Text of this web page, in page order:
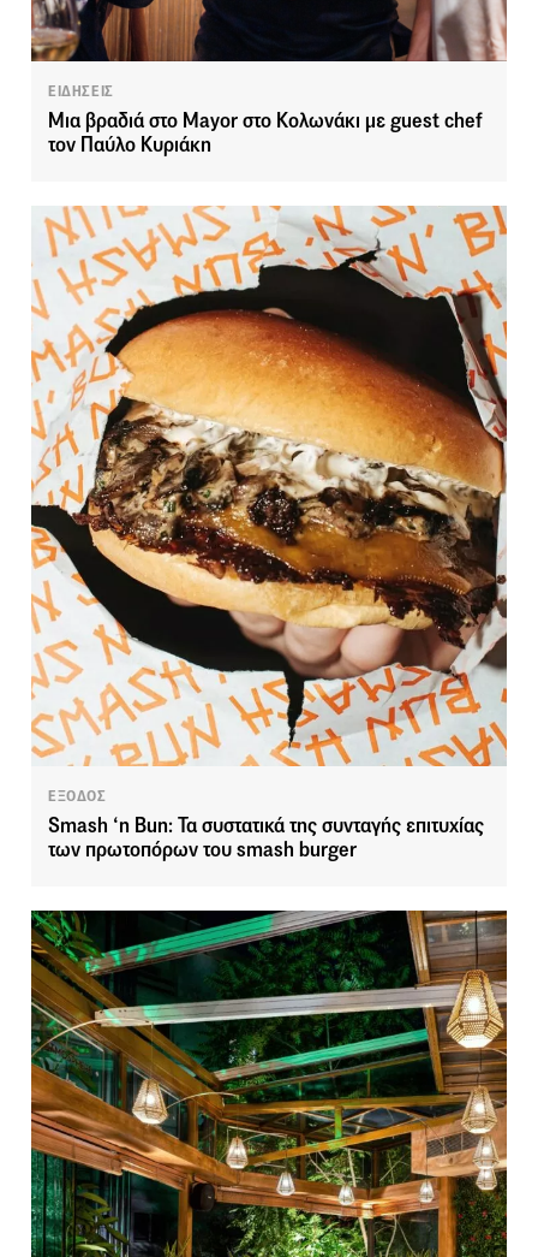
ΕΙΔΗΣΕΙΣ
Μια βραδιά στο Mayor στο Κολωνάκι με guest chef
τον Παύλο Κυριάκη
ΕΞΟΔΟΣ
Smash ‘n Bun: Τα συστατικά της συνταγής επιτυχίας
των πρωτοπόρων του smash burger